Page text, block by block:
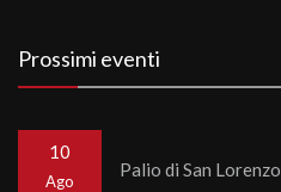
Prossimi eventi
10
Ago
Palio di San Lorenzo